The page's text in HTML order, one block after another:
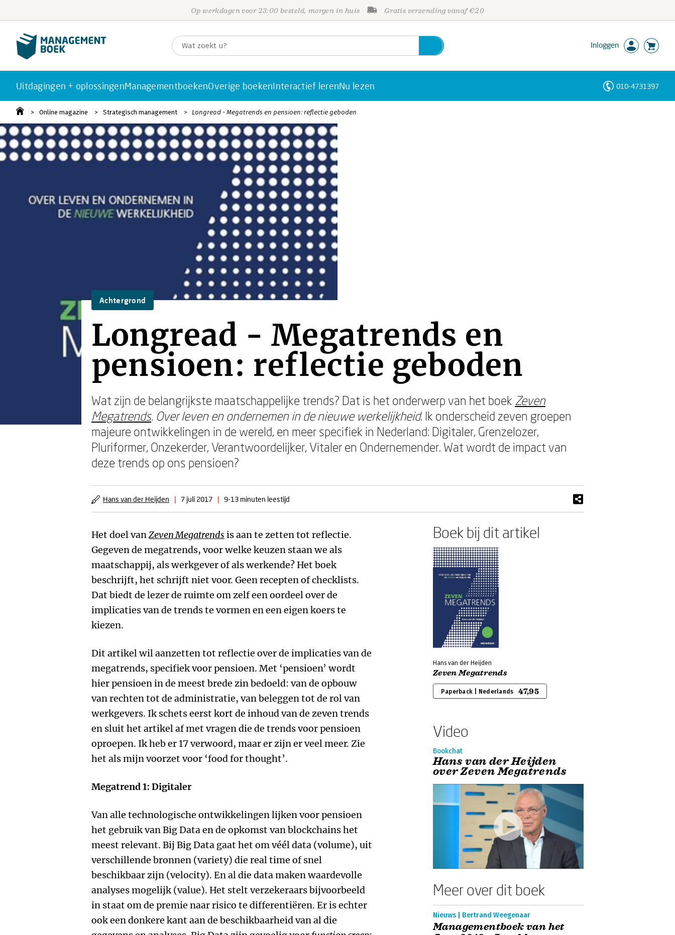
Op werkdagen voor 23:00 besteld, morgen in huis Gratis verzending vanaf €20
Inloggen
Uitdagingen + oplossingenManagementboekenOverige boekenInteractief lerenNu lezen 010-4731397
Online magazine Strategisch management Longread - Megatrends en pensioen: reflectie geboden
Achtergrond
Longread - Megatrends en
pensioen: reflectie geboden
Wat zijn de belangrijkste maatschappelijke trends? Dat is het onderwerp van het boek Zeven
Megatrends. Over leven en ondernemen in de nieuwe werkelijkheid. Ik onderscheid zeven groepen
majeure ontwikkelingen in de wereld, en meer specifiek in Nederland: Digitaler, Grenzelozer,
Pluriformer, Onzekerder, Verantwoordelijker, Vitaler en Ondernemender. Wat wordt de impact van
deze trends op ons pensioen?
Hans van der Heijden | 7 juli 2017 | 9-13 minuten leestijd
Het doel vanZeven Megatrends is aan te zetten tot reflectie.
Gegeven de megatrends, voor welke keuzen staan we als
maatschappij, als werkgever of als werkende? Het boek
beschrijft, het schrijft niet voor. Geen recepten of checklists.
Dat biedt de lezer de ruimte om zelf een oordeel over de
implicaties van de trends te vormen en een eigen koers te
kiezen.
Dit artikel wil aanzetten tot reflectie over de implicaties van de
megatrends, specifiek voor pensioen. Met ‘pensioen’ wordt
hier pensioen in de meest brede zin bedoeld: van de opbouw
van rechten tot de administratie, van beleggen tot de rol van
werkgevers. Ik schets eerst kort de inhoud van de zeven trends
en sluit het artikel af met vragen die de trends voor pensioen
oproepen. Ik heb er 17 verwoord, maar er zijn er veel meer. Zie
het als mijn voorzet voor ‘food for thought’.
Megatrend 1: Digitaler
Van alle technologische ontwikkelingen lijken voor pensioen
het gebruik van Big Data en de opkomst van blockchains het
meest relevant. Bij Big Data gaat het om véél data (volume), uit
verschillende bronnen (variety) die real time of snel
beschikbaar zijn (velocity). En al die data maken waardevolle
analyses mogelijk (value). Het stelt verzekeraars bijvoorbeeld
in staat om de premie naar risico te differentiëren. Er is echter
ook een donkere kant aan de beschikbaarheid van al die
Boek bij dit artikel
Hans van der Heijden
Zeven Megatrends
Paperback | Nederlands 47,95
Video
Bookchat
Hans van der Heijden
over Zeven Megatrends
Meer over dit boek
Nieuws | Bertrand Weegenaar
Managementboek van het
Personen